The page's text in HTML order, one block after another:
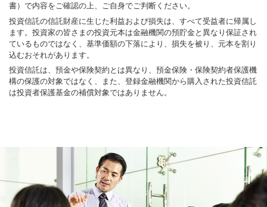
書）で内容をご確認の上、ご自身でご判断ください。
投資信託の信託財産に生じた利益および損失は、すべて受益者に帰属し
ます。投資家の皆さまの投資元本は金融機関の預貯金と異なり保証され
ているものではなく、基準価額の下落により、損失を被り、元本を割り
込むおそれがあります。
投資信託は、預金や保険契約とは異なり、預金保険・保険契約者保護機
構の保護の対象ではなく、また、登録金融機関から購入された投資信託
は投資者保護基金の補償対象ではありません。